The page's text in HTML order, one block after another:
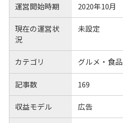
運営開始時期 2020年10月
現在の運営状
況
未設定
カテゴリ グルメ・食品
記事数 169
収益モデル 広告